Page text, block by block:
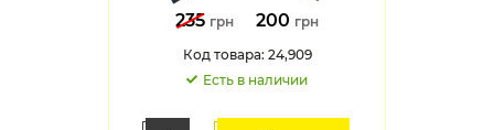
235 грн 200 грн
Код товара: 24,909
Есть в наличии